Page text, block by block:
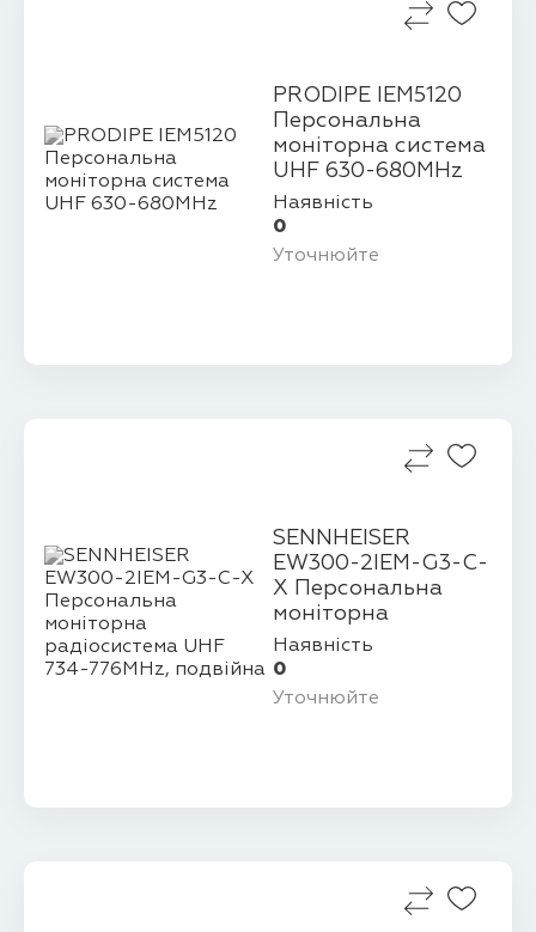
PRODIPE IEM5120
Персональна
моніторна система
UHF 630-680MHz
Наявність
0
Уточнюйте
SENNHEISER
EW300-2IEM-G3-C-
X Персональна
моніторна
радіосистема UHF
734-7...
Наявність
0
Уточнюйте